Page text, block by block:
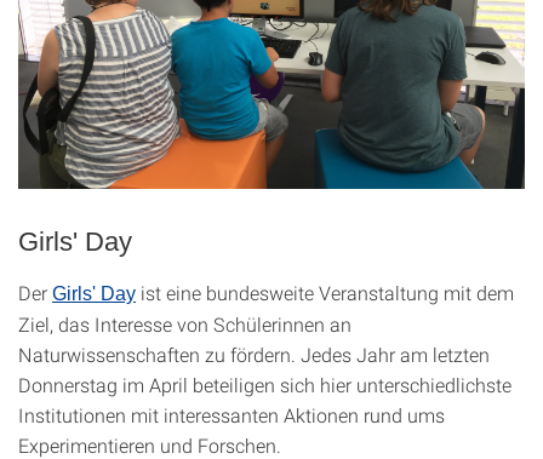
Girls' Day
Der Girls' Day ist eine bundesweite Veranstaltung mit dem
Ziel, das Interesse von Schülerinnen an
Naturwissenschaften zu fördern. Jedes Jahr am letzten
Donnerstag im April beteiligen sich hier unterschiedlichste
Institutionen mit interessanten Aktionen rund ums
Experimentieren und Forschen.